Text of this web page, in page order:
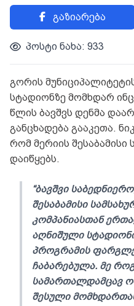
გაზიარება
პოსტი ნახა: 933
გორის
სტადიონზე მომხდარ
წლის ბავშვს დენმა
განცხადება გააკეთა.
რომ მერიის შესაბამისი
დაიწყებს.
“ბავშვი
შესაბამისი
კომპანიასთან
აღნიშული
პროგრამის
ჩაბარებულა. მე
სამართალდამცავ
შესული